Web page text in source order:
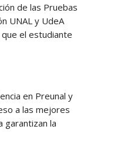
de las Pruebas
UNAL y UdeA
el estudiante
en Preunal y
a las mejores
garantizan la